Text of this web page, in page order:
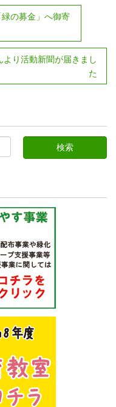
の募金」へ御寄
り活動新聞が届きまし
た